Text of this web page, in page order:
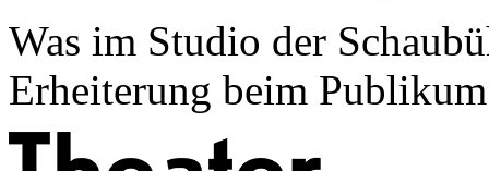
Was im Studio der
Erheiterung beim